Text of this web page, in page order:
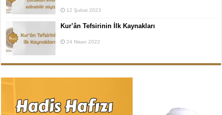
12 Şubat 2023
Kur’ân Tefsirinin İlk Kaynakları
24 Nisan 2022